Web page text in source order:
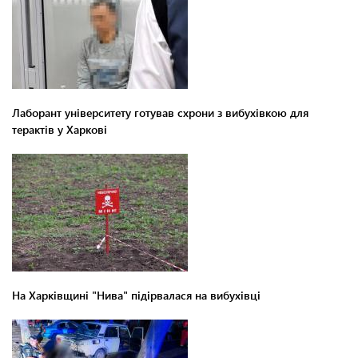
Лаборант університету готував схрони з вибухівкою для
терактів у Харкові
На Харківщині "Нива" підірвалася на вибухівці